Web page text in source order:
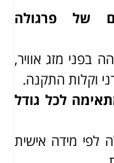
של פרגולה
בפני מזג אוויר,
וקלות התקנה.
לכל גודל
לפי מידה אישית